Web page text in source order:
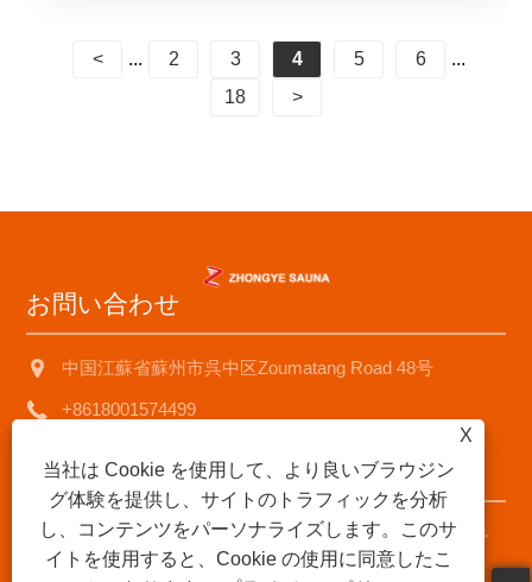
< ... 2 3 4 5 6
...
18
>
お問い合わせ
中国江蘇省蘇州市呉中区Zoumatang Road 48号
+8618001574499
著作権 © 2025 蘇州中業サウナ機器有限公司すべての権利予
約。
X
当社は Cookie を使用して、より良いブラウジン
グ体験を提供し、サイトのトラフィックを分析
し、コンテンツをパーソナライズします。このサ
イトを使用すると、Cookie の使用に同意したこ